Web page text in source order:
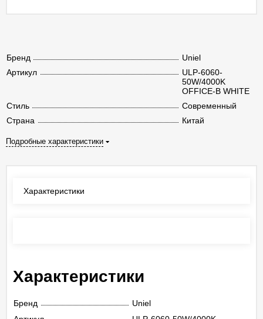
Бренд
Uniel
Артикул
ULP-6060-
50W/4000K
OFFICE-B WHITE
Стиль
Современный
Страна
Китай
Подробные характеристики
Характеристики
Характеристики
Бренд
Uniel